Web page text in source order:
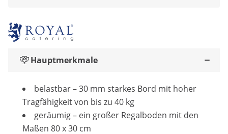
Hauptmerkmale
belastbar – 30 mm starkes Bord mit hoher
Tragfähigkeit von bis zu 40 kg
geräumig – ein großer Regalboden mit den
Maßen 80 x 30 cm